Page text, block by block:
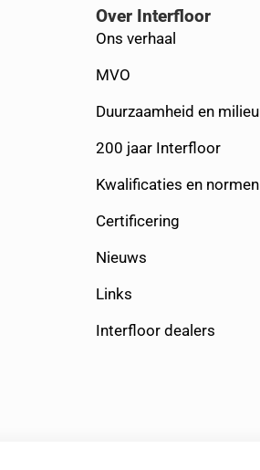
Over Interfloor
Ons verhaal
MVO
Duurzaamheid en milieu
200 jaar Interfloor
Kwalificaties en normen
Certificering
Nieuws
Links
Interfloor dealers